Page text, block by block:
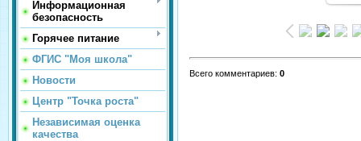
Информационная
безопасность
Горячее питание
ФГИС "Моя школа"
Новости
Центр "Точка роста"
Независимая оценка
качества
Всего комментариев: 0